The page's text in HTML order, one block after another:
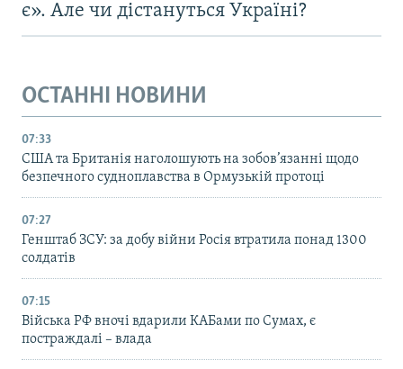
є». Але чи дістануться Україні?
ОСТАННІ НОВИНИ
07:33
США та Британія наголошують на зобов’язанні щодо
безпечного судноплавства в Ормузькій протоці
07:27
Генштаб ЗСУ: за добу війни Росія втратила понад 1300
солдатів
07:15
Війська РФ вночі вдарили КАБами по Сумах, є
постраждалі – влада